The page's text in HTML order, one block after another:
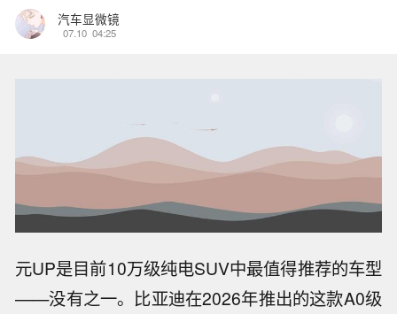
汽车显微镜
07.10 04:25
元UP是目前10万级纯电SUV中最值得推荐的车型
——没有之一。比亚迪在2026年推出的这款A0级